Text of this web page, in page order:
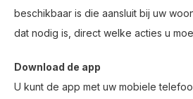
beschikbaar is die aansluit bij uw
dat nodig is, direct welke acties u
Download de app
U kunt de app met uw mobiele